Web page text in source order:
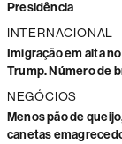
Presidência
INTERNACIONAL
Imigração em alta
Trump. Número de
NEGÓCIOS
Menos pão de
canetas